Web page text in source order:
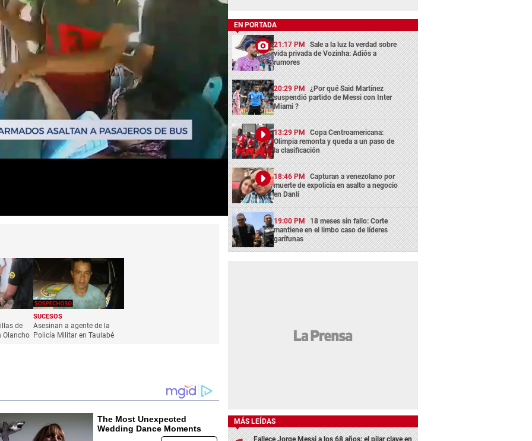
de
Olancho
SUCESOS
Asesinan a agente de la
Policía Militar en Taulabé
EN PORTADA
21:17 PM Sale a la luz la verdad sobre
vida privada de Vozinha: Adiós a
rumores
20:29 PM ¿Por qué Said Martínez
suspendió partido de Messi con Inter
Miami ?
13:29 PM Copa Centroamericana:
Olimpia remonta y queda a un paso de
la clasificación
18:46 PM Capturan a venezolano por
muerte de expolicía en asalto a negocio
en Danlí
19:00 PM 18 meses sin fallo: Corte
mantiene en el limbo caso de líderes
garífunas
MÁS LEÍDAS
Fallece Jorge Messi a los 68 años: el pilar clave en